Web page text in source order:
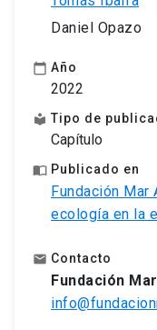
Daniel Opazo
calendar_today Año
2022
local_library Tipo de
Capítulo
import_contacts Publicado en
Fundación Mar
ecología en la
email Contacto
Fundación